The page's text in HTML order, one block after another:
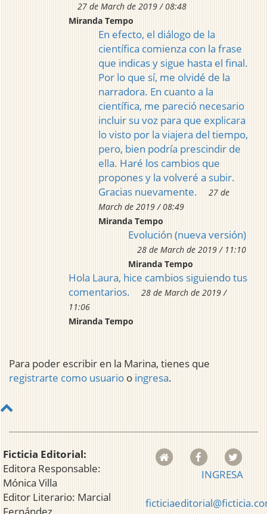
27 de March de 2019 / 08:48
Miranda Tempo
En efecto, el diálogo de la
científica comienza con la frase
que indicas y sigue hasta el final.
Por lo que sí, me olvidé de la
narradora. En cuanto a la
científica, me pareció necesario
incluir su voz para que explicara
lo visto por la viajera del tiempo,
pero, bien podría prescindir de
ella. Haré los cambios que
propones y la volveré a subir.
Gracias nuevamente.
27 de
March de 2019 / 08:49
Miranda Tempo
Evolución (nueva versión)
28 de March de 2019 / 11:10
Miranda Tempo
Hola Laura, hice cambios siguiendo tus
comentarios.
28 de March de 2019 /
11:06
Miranda Tempo
Para poder escribir en la Marina, tienes que
registrarte como usuario o ingresa.
Ficticia Editorial:
Editora Responsable:
Mónica Villa
Editor Literario: Marcial
INGRESA